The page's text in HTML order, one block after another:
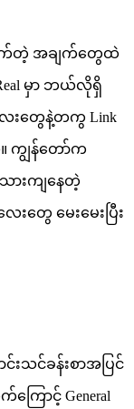
သက်တဲ့ အချက်တွေထဲ
မှာ ဘယ်လိုရှိ
ေးတွေနဲ့တကွ Link
။ ကျွန်တော်က
ားကျနေတဲ့
တွေ မေးမေးပြီး
းသင်ခန်းစာအပြင်
ြောင့် General